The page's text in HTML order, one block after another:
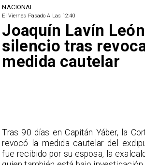
NACIONAL
El Viernes Pasado A Las 12:40
Joaquín Lavín
silencio tras
medida cautelar
Tras 90 días en Capitán Yáber, la
revocó la medida cautelar del
fue recibido por su esposa, la